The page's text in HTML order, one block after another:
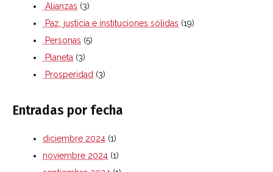
Alianzas (3)
Paz, justicia e instituciones sólidas (19)
Personas (5)
Planeta (3)
Prosperidad (3)
Entradas por fecha
diciembre 2024 (1)
noviembre 2024 (1)